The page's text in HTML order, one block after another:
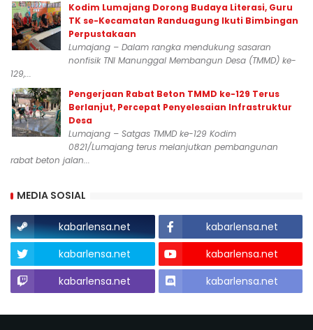
Kodim Lumajang Dorong Budaya Literasi, Guru
TK se-Kecamatan Randuagung Ikuti Bimbingan
Perpustakaan
Lumajang – Dalam rangka mendukung sasaran
nonfisik TNI Manunggal Membangun Desa (TMMD) ke-
129,...
Pengerjaan Rabat Beton TMMD ke-129 Terus
Berlanjut, Percepat Penyelesaian Infrastruktur
Desa
Lumajang – Satgas TMMD ke-129 Kodim
0821/Lumajang terus melanjutkan pembangunan
rabat beton jalan...
MEDIA SOSIAL
kabarlensa.net
kabarlensa.net
kabarlensa.net
kabarlensa.net
kabarlensa.net
kabarlensa.net